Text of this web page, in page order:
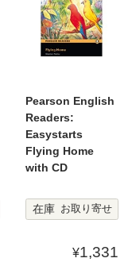
Pearson English
Readers:
Easystarts
Flying Home
with CD
在庫 お取り寄せ
¥1,331